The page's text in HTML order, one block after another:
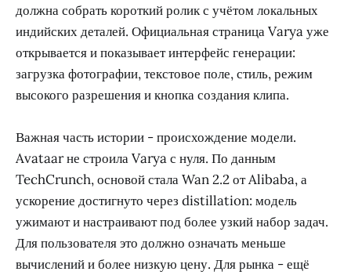
должна собрать короткий ролик с учётом локальных
индийских деталей. Официальная страница Varya уже
открывается и показывает интерфейс генерации:
загрузка фотографии, текстовое поле, стиль, режим
высокого разрешения и кнопка создания клипа.
Важная часть истории - происхождение модели.
Avataar не строила Varya с нуля. По данным
TechCrunch, основой стала Wan 2.2 от Alibaba, а
ускорение достигнуто через distillation: модель
ужимают и настраивают под более узкий набор задач.
Для пользователя это должно означать меньше
вычислений и более низкую цену. Для рынка - ещё